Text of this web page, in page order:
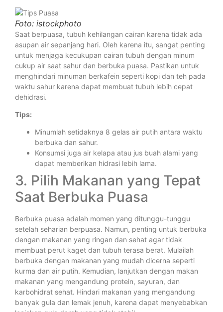
Foto: istockphoto
Saat berpuasa, tubuh kehilangan cairan karena tidak ada
asupan air sepanjang hari. Oleh karena itu, sangat penting
untuk menjaga kecukupan cairan tubuh dengan minum
cukup air saat sahur dan berbuka puasa. Pastikan untuk
menghindari minuman berkafein seperti kopi dan teh pada
waktu sahur karena dapat membuat tubuh lebih cepat
dehidrasi.
Tips:
Minumlah setidaknya 8 gelas air putih antara waktu
berbuka dan sahur.
Konsumsi juga air kelapa atau jus buah alami yang
dapat memberikan hidrasi lebih lama.
3. Pilih Makanan yang Tepat
Saat Berbuka Puasa
Berbuka puasa adalah momen yang ditunggu-tunggu
setelah seharian berpuasa. Namun, penting untuk berbuka
dengan makanan yang ringan dan sehat agar tidak
membuat perut kaget dan tubuh terasa berat. Mulailah
berbuka dengan makanan yang mudah dicerna seperti
kurma dan air putih. Kemudian, lanjutkan dengan makan
makanan yang mengandung protein, sayuran, dan
karbohidrat sehat. Hindari makanan yang mengandung
banyak gula dan lemak jenuh, karena dapat menyebabkan